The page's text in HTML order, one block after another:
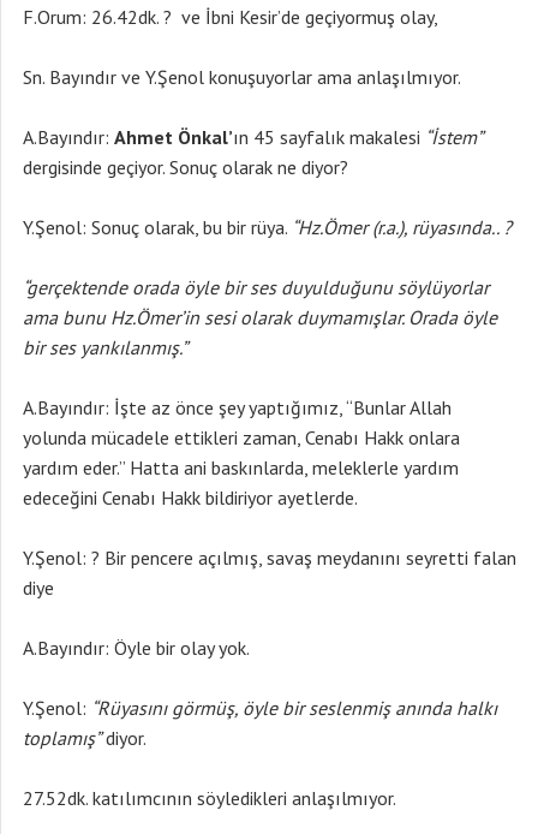
F.Orum: 26.42dk. ? ve İbni Kesir’de geçiyormuş olay,
Sn. Bayındır ve Y.Şenol konuşuyorlar ama anlaşılmıyor.
A.Bayındır: Ahmet Önkal’ın 45 sayfalık makalesi “İstem”
dergisinde geçiyor. Sonuç olarak ne diyor?
Y.Şenol: Sonuç olarak, bu bir rüya. “Hz.Ömer (r.a.), rüyasında.. ?
“gerçektende orada öyle bir ses duyulduğunu söylüyorlar
ama bunu Hz.Ömer’in sesi olarak duymamışlar. Orada öyle
bir ses yankılanmış.”
A.Bayındır: İşte az önce şey yaptığımız, “Bunlar Allah
yolunda mücadele ettikleri zaman, Cenabı Hakk onlara
yardım eder.” Hatta ani baskınlarda, meleklerle yardım
edeceğini Cenabı Hakk bildiriyor ayetlerde.
Y.Şenol: ? Bir pencere açılmış, savaş meydanını seyretti falan
diye
A.Bayındır: Öyle bir olay yok.
Y.Şenol: “Rüyasını görmüş, öyle bir seslenmiş anında halkı
toplamış”diyor.
27.52dk. katılımcının söyledikleri anlaşılmıyor.